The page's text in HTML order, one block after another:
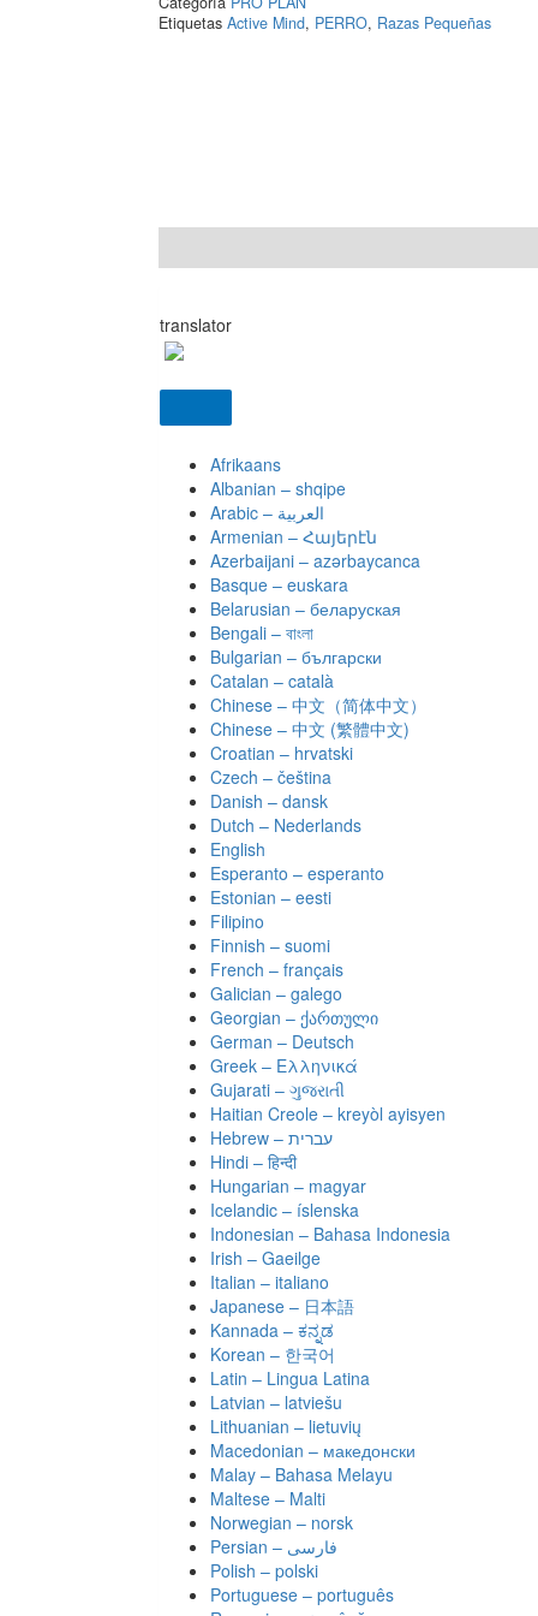
Mind
Razas
Etiquetas Active Mind, PERRO, Razas Pequeñas
translator
Afrikaans
Albanian – shqipe
Armenian – Հայերէն
Azerbaijani – azərbaycanca
Basque – euskara
Belarusian – беларуская
Bengali – বাংলা
Bulgarian – български
Catalan – català
Chinese – 中文（简体中文）
Chinese – 中文 (繁體中文)
Croatian – hrvatski
Czech – čeština
Danish – dansk
Dutch – Nederlands
English
Esperanto – esperanto
Estonian – eesti
Filipino
Finnish – suomi
French – français
Galician – galego
Georgian – ქართული
German – Deutsch
Greek – Ελληνικά
Gujarati – ગુજરાતી
Haitian Creole – kreyòl ayisyen
Hindi – हिन्दी
Hungarian – magyar
Icelandic – íslenska
Indonesian – Bahasa Indonesia
Irish – Gaeilge
Italian – italiano
Japanese – 日本語
Kannada – ಕನ್ನಡ
Korean – 한국어
Latin – Lingua Latina
Latvian – latviešu
Lithuanian – lietuvių
Macedonian – македонски
Malay – Bahasa Melayu
Maltese – Malti
Norwegian – norsk
Polish – polski
Portuguese – português